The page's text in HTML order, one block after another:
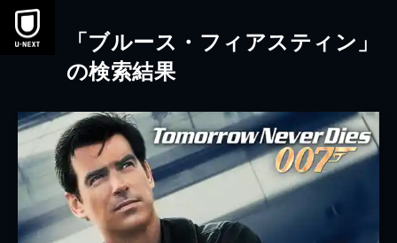
本文へスキップ
「ブルース・フィアスティン」
の検索結果